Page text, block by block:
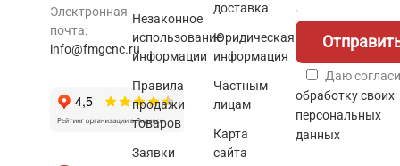
Электронная
почта:
info@fmgcnc.ru
Незаконное
использование
информации
Правила
продажи
товаров
Заявки
доставка
Юридическая
информация
Частным
лицам
Карта
сайта
Даю
обработку своих
персональных
данных